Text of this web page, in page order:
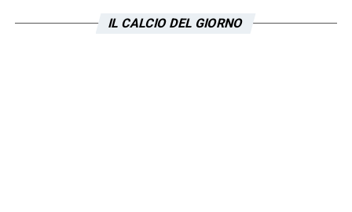
La situazione di stallo costringerà la
IL CALCIO DEL GIORNO